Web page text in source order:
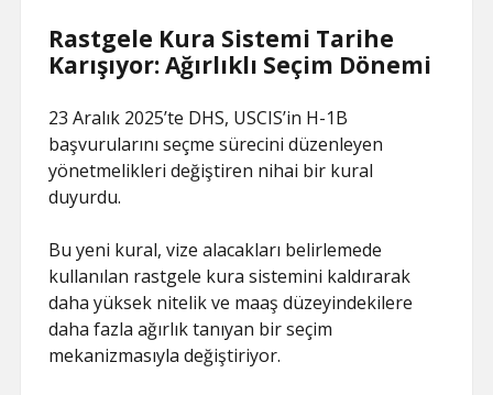
Rastgele Kura Sistemi Tarihe
Karışıyor: Ağırlıklı Seçim Dönemi
23 Aralık 2025’te DHS, USCIS’in H-1B
başvurularını seçme sürecini düzenleyen
yönetmelikleri değiştiren nihai bir kural
duyurdu.
Bu yeni kural, vize alacakları belirlemede
kullanılan rastgele kura sistemini kaldırarak
daha yüksek nitelik ve maaş düzeyindekilere
daha fazla ağırlık tanıyan bir seçim
mekanizmasıyla değiştiriyor.